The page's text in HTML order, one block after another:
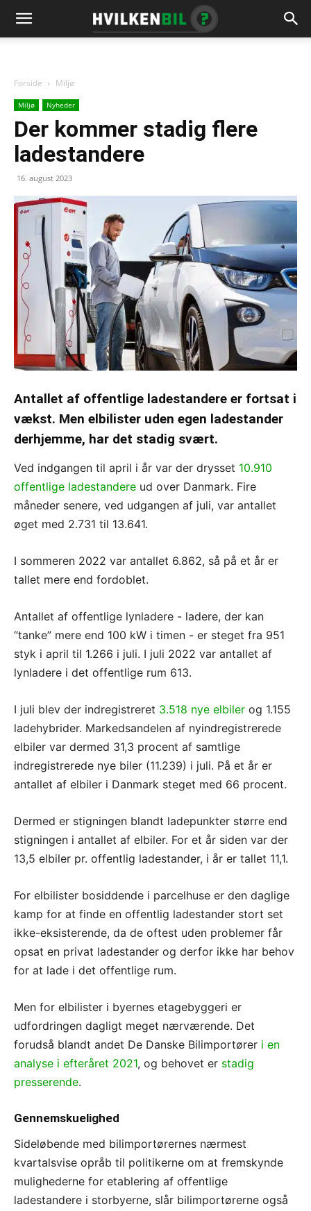
Forside Miljø
Miljø Nyheder
Der kommer stadig flere
ladestandere
16. august 2023
Antallet af offentlige ladestandere er fortsat i
vækst. Men elbilister uden egen ladestander
derhjemme, har det stadig svært.
Ved indgangen til april i år var der drysset 10.910
offentlige ladestandere ud over Danmark. Fire
måneder senere, ved udgangen af juli, var antallet
øget med 2.731 til 13.641.
I sommeren 2022 var antallet 6.862, så på et år er
tallet mere end fordoblet.
Antallet af offentlige lynladere - ladere, der kan
“tanke” mere end 100 kW i timen - er steget fra 951
styk i april til 1.266 i juli. I juli 2022 var antallet af
lynladere i det offentlige rum 613.
I juli blev der indregistreret 3.518 nye elbiler og 1.155
ladehybrider. Markedsandelen af nyindregistrerede
elbiler var dermed 31,3 procent af samtlige
indregistrerede nye biler (11.239) i juli. På et år er
antallet af elbiler i Danmark steget med 66 procent.
Dermed er stigningen blandt ladepunkter større end
stigningen i antallet af elbiler. For et år siden var der
13,5 elbiler pr. offentlig ladestander, i år er tallet 11,1.
For elbilister bosiddende i parcelhuse er den daglige
kamp for at finde en offentlig ladestander stort set
ikke-eksisterende, da de oftest uden problemer får
opsat en privat ladestander og derfor ikke har behov
for at lade i det offentlige rum.
Men for elbilister i byernes etagebyggeri er
udfordringen dagligt meget nærværende. Det
forudså blandt andet De Danske Bilimportører i en
analyse i efteråret 2021, og behovet er stadig
presserende.
Gennemskuelighed
Sideløbende med bilimportørernes nærmest
kvartalsvise opråb til politikerne om at fremskynde
mulighederne for etablering af offentlige
ladestandere i storbyerne, slår bilimportørerne også